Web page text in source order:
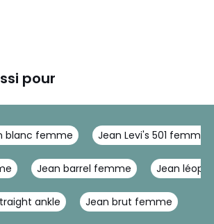
pour
blanc femme Jean Levi's 501 femme
Jean barrel femme Jean
ankle Jean brut femme